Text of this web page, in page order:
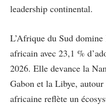
leadership continental.
L’Afrique du Sud
africain avec 23,1 %
2026. Elle devance la
Gabon et la Libye,
africaine reflète un